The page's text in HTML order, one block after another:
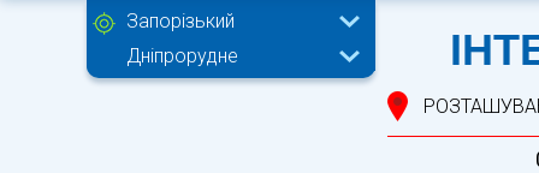
Запорізький
Дніпрорудне